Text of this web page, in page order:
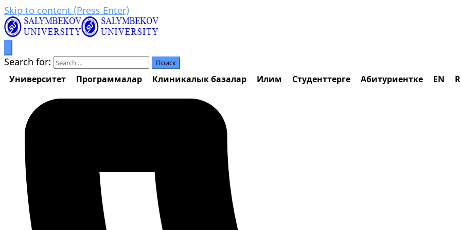
Skip to content (Press Enter)
Салымбеков университет
Билим аркылуу өркүндөө
Search for:
Университет Программалар Клиникалык базалар Илим Студенттерге Абитуриентке EN